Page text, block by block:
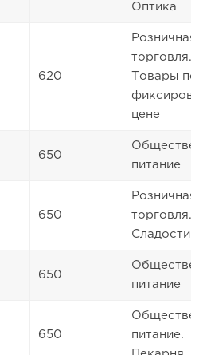
Оптика
620
Розничная
торговля.
Товары по
цене
650
питание
650
Розничная
торговля.
Сладости
650
питание
650
питание.